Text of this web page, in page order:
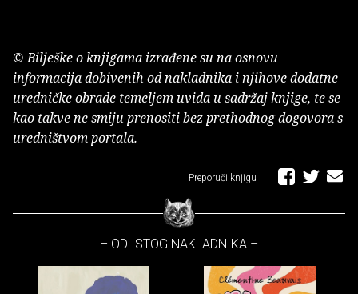
© Bilješke o knjigama izrađene su na osnovu
informacija dobivenih od nakladnika i njihove dodatne
uredničke obrade temeljem uvida u sadržaj knjige, te se
kao takve ne smiju prenositi bez prethodnog dogovora s
uredništvom portala.
Preporuči knjigu
– OD ISTOG NAKLADNIKA –